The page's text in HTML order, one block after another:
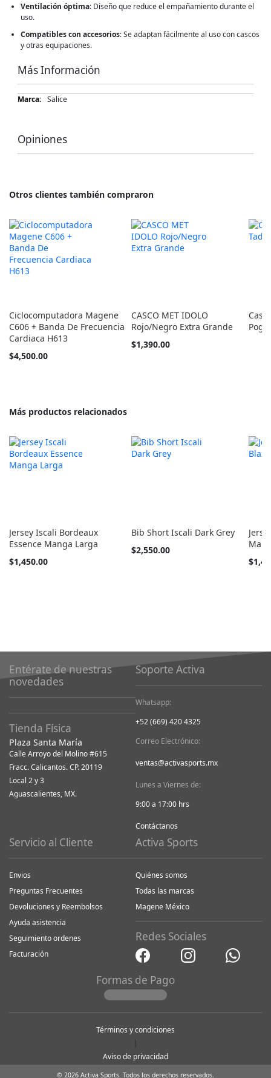
Ventilación óptima: Diseño que reduce el empañamiento durante el
uso.
Compatibles con accesorios: Se adaptan fácilmente al uso con cascos
y otras equipaciones.
Más Información
Más
Salice
Opiniones
Otros clientes también compraron
Ciclocomputadora Magene
C606 + Banda De Frecuencia
Cardiaca H613
$4,500.00
CASCO MET IDOLO
Rojo/Negro Extra Grande
$1,390.00
Más productos relacionados
Jersey Iscali Bordeaux
Essence Manga Larga
Tan
$1,450.00
Bib Short Iscali Dark Grey
Tan
$2,550.00
Tan
Entérate de nuestras
novedades
Tienda Física
Plaza Santa María
Calle Arroyo del Molino #615
Fracc. Calicantos. CP. 20119
Local 2 y 3
Aguascalientes, MX.
Soporte Activa
Whatsapp:
+52 (669) 420 4325
Correo Electrónico:
ventas@activasports.mx
Lunes a Viernes de:
9:00 a 17:00 hrs
Contáctanos
Servicio al Cliente
Envios
Preguntas Frecuentes
Devoluciones y Reembolsos
Ayuda asistencia
Seguimiento ordenes
Facturación
Activa Sports
Quiénes somos
Todas las marcas
Magene México
Redes Sociales
Formas de Pago
Términos y condiciones
|
Aviso de privacidad
© 2026 Activa Sports. Todos los derechos reservados.